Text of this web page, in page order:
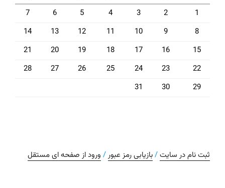
1
2
3
4
5
6
7
8
9
10
11
12
13
14
15
16
17
18
19
20
21
22
23
24
25
26
27
28
29
30
31
ثبت نام در سایت/بازیابی رمز عبور/ ورود از صفحه ای مستقل